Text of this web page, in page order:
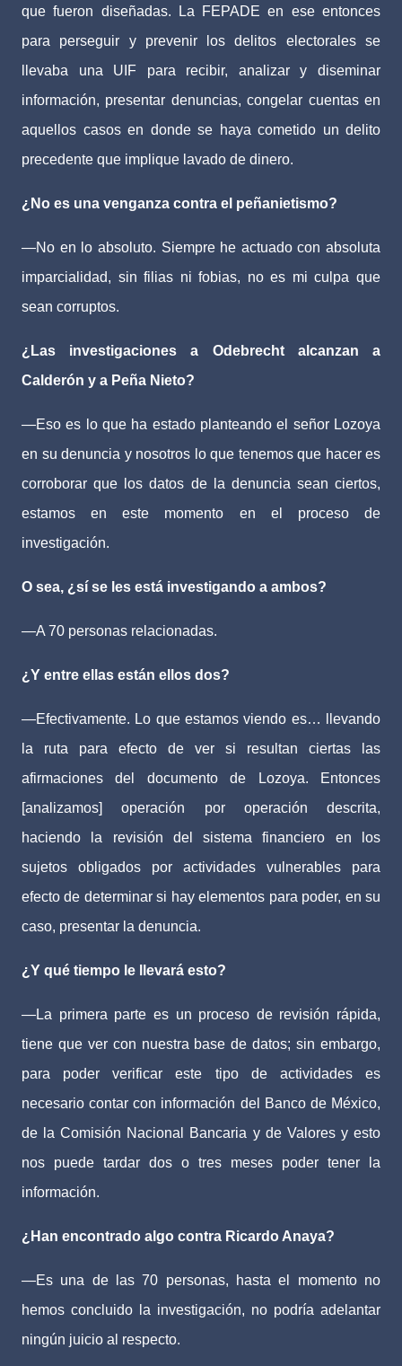
que fueron diseñadas. La FEPADE en ese entonces
para perseguir y prevenir los delitos electorales se
llevaba una UIF para recibir, analizar y diseminar
información, presentar denuncias, congelar cuentas en
aquellos casos en donde se haya cometido un delito
precedente que implique lavado de dinero.
¿No es una venganza contra el peñanietismo?
—No en lo absoluto. Siempre he actuado con absoluta
imparcialidad, sin filias ni fobias, no es mi culpa que
sean corruptos.
¿Las investigaciones a Odebrecht alcanzan a
Calderón y a Peña Nieto?
—Eso es lo que ha estado planteando el señor Lozoya
en su denuncia y nosotros lo que tenemos que hacer es
corroborar que los datos de la denuncia sean ciertos,
estamos en este momento en el proceso de
investigación.
O sea, ¿sí se les está investigando a ambos?
—A 70 personas relacionadas.
¿Y entre ellas están ellos dos?
—Efectivamente. Lo que estamos viendo es… llevando
la ruta para efecto de ver si resultan ciertas las
afirmaciones del documento de Lozoya. Entonces
[analizamos] operación por operación descrita,
haciendo la revisión del sistema financiero en los
sujetos obligados por actividades vulnerables para
efecto de determinar si hay elementos para poder, en su
caso, presentar la denuncia.
¿Y qué tiempo le llevará esto?
—La primera parte es un proceso de revisión rápida,
tiene que ver con nuestra base de datos; sin embargo,
para poder verificar este tipo de actividades es
necesario contar con información del Banco de México,
de la Comisión Nacional Bancaria y de Valores y esto
nos puede tardar dos o tres meses poder tener la
información.
¿Han encontrado algo contra Ricardo Anaya?
—Es una de las 70 personas, hasta el momento no
hemos concluido la investigación, no podría adelantar
ningún juicio al respecto.